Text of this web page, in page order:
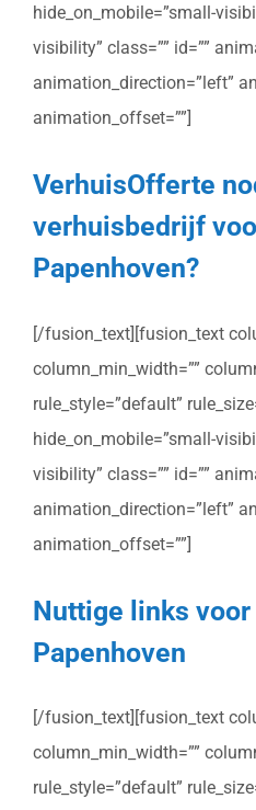
hide_on_mobile=”small-
visibility” class=”” id=””
animation_direction=”left”
animation_offset=””]
VerhuisOfferte
verhuisbedrijf
Papenhoven?
[/fusion_text][fusion_text
column_min_width=””
rule_style=”default”
hide_on_mobile=”small-
visibility” class=”” id=””
animation_direction=”left”
animation_offset=””]
Nuttige links
Papenhoven
[/fusion_text][fusion_text
column_min_width=””
rule_style=”default”